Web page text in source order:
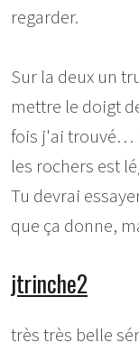
regarder.
Sur la deux un
mettre le doigt
fois j'ai trouvé…
les rochers est
Tu devrai
que ça donne,
jtrinche2
très très belle